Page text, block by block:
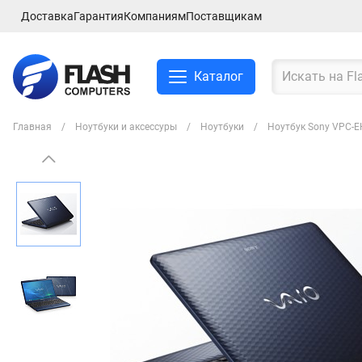
ДоставкаГарантияКомпаниямПоставщикам
Каталог
Главная Ноутбуки и аксессуры Ноутбуки Ноутбук Sony VPC-
Ноутбуки и аксессуры
Компьютеры и
Сетевое оборудование